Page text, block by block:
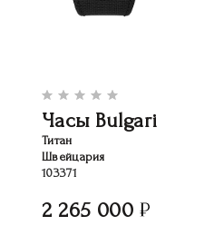
Часы Bulgari
Титан
Швейцария
103371
2 265 000